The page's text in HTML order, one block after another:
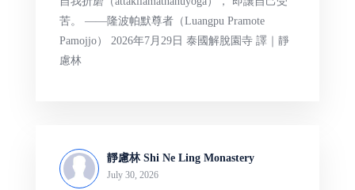
苦。 ——隆波帕默尊者（Luangpu Pramote
Pamojjo） 2026年7月29日 泰國解脫園寺 譯｜靜
慮林
靜慮林 Shi Ne Ling Monastery
July 30, 2026